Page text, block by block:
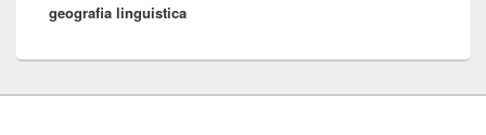
geografia linguistica